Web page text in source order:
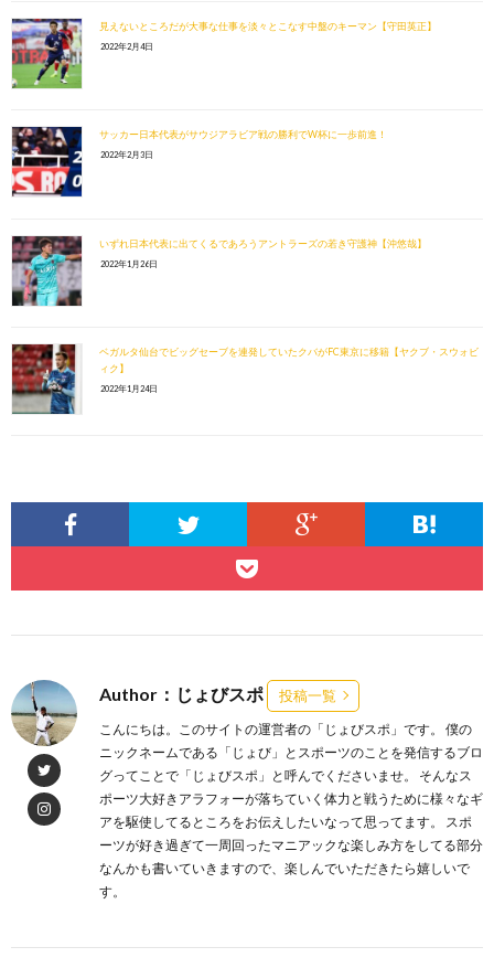
見えないところだが大事な仕事を淡々とこなす中盤のキーマン【守田英正】
2022年2月4日
サッカー日本代表がサウジアラビア戦の勝利でW杯に一歩前進！
2022年2月3日
いずれ日本代表に出てくるであろうアントラーズの若き守護神【沖悠哉】
2022年1月26日
ベガルタ仙台でビッグセーブを連発していたクバがFC東京に移籍【ヤクブ・スウォビ
ィク】
2022年1月24日
Author：じょびスポ 投稿一覧
こんにちは。このサイトの運営者の「じょびスポ」です。 僕の
ニックネームである「じょび」とスポーツのことを発信するブロ
グってことで「じょびスポ」と呼んでくださいませ。 そんなス
ポーツ大好きアラフォーが落ちていく体力と戦うために様々なギ
アを駆使してるところをお伝えしたいなって思ってます。 スポ
ーツが好き過ぎて一周回ったマニアックな楽しみ方をしてる部分
なんかも書いていきますので、楽しんでいただきたら嬉しいで
す。